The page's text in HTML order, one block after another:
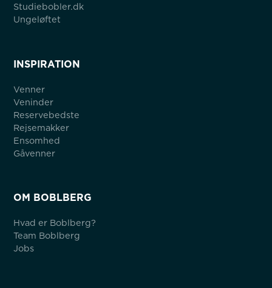
Studiebobler.dk
Ungeløftet
INSPIRATION
Venner
Veninder
Reservebedste
Rejsemakker
Ensomhed
Gåvenner
OM BOBLBERG
Hvad er Boblberg?
Team Boblberg
Jobs